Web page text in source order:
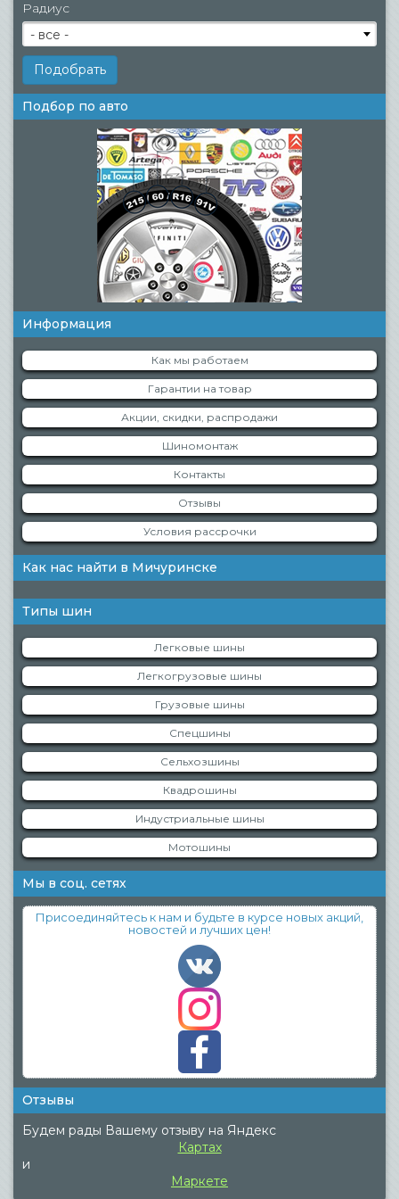
Радиус
- все -
Подбор по авто
Информация
Как мы работаем
Гарантии на товар
Акции, скидки, распродажи
Шиномонтаж
Контакты
Отзывы
Условия рассрочки
Как нас найти в Мичуринске
Типы шин
Легковые шины
Легкогрузовые шины
Грузовые шины
Спецшины
Сельхозшины
Квадрошины
Индустриальные шины
Мотошины
Мы в соц. сетях
Присоединяйтесь к нам и будьте в курсе новых акций,
новостей и лучших цен!
Отзывы
Будем рады Вашему отзыву на Яндекс
Картах
и
Маркете